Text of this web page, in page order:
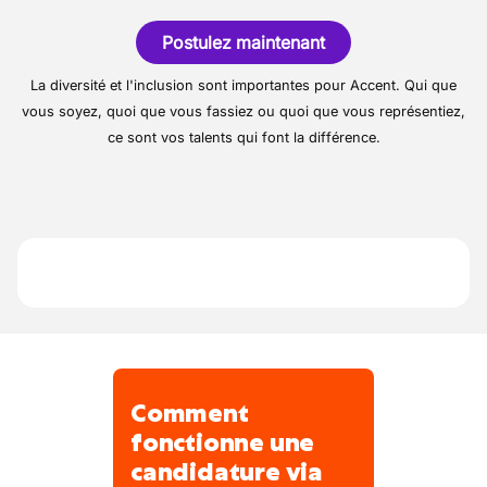
Assurez la maintenance et la réparation
des installations de robinetterie (vannes,
soupapes, robinets industriels).
Respectez les normes de sécurité.
2020 dans le secteur de la robinetterie
industrielle.
Il est spécialisé dans la rénovation de
vannes et de soupapes de sécurité.
Postulez maintenant
La diversité et l'inclusion sont importantes pour Accent. Qui que
vous soyez, quoi que vous fassiez ou quoi que vous représentiez,
ce sont vos talents qui font la différence.
Comment
fonctionne une
candidature via